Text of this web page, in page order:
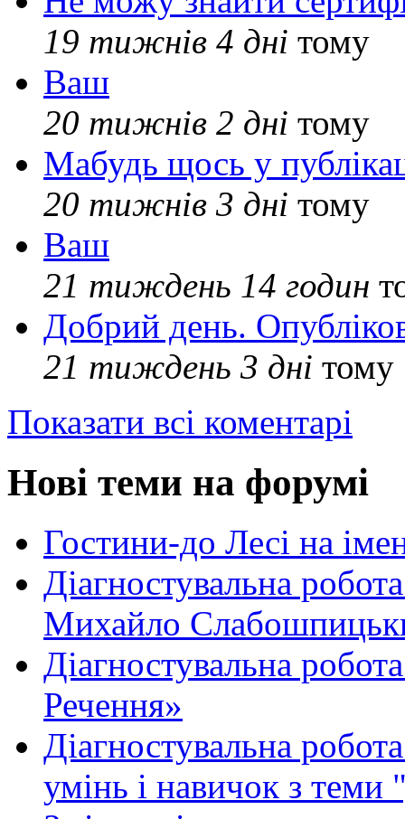
19 тижнів 4 дні тому
Ваш
20 тижнів 2 дні тому
Мабудь щось у
20 тижнів 3 дні тому
Ваш
21 тиждень 14 годин
Добрий день.
21 тиждень 3 дні тому
Показати всі коментарі
Нові теми на форумі
Гостини-до Лесі на
Діагностувальна
Михайло
Діагностувальна
Речення»
Діагностувальна
умінь і навичок з теми